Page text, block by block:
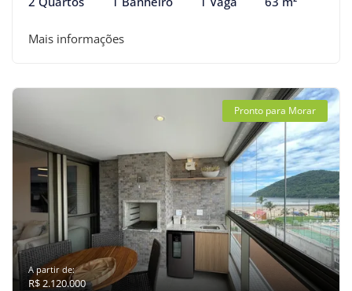
Mais informações
Pronto para Morar
A partir de:
R$ 2.120.000